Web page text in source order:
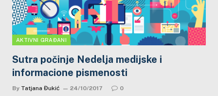
AKTIVNI GRAĐANI
Sutra počinje Nedelja medijske i
informacione pismenosti
By Tatjana Đukić 24/10/2017 0